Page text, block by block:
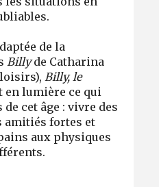
de la
Billyde Catharina
loisirs),Billy, le
en lumière ce qui
cet âge : vivre des
amitiés fortes et
aux physiques